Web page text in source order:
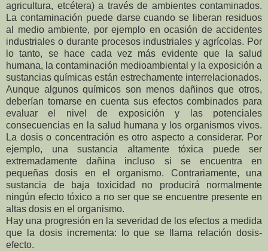
agricultura, etcétera) a través de ambientes contaminados.
La contaminación puede darse cuando se liberan residuos
al medio ambiente, por ejemplo en ocasión de accidentes
industriales o durante procesos industriales y agrícolas. Por
lo tanto, se hace cada vez más evidente que la salud
humana, la contaminación medioambiental y la exposición a
sustancias químicas están estrechamente interrelacionados.
Aunque algunos químicos son menos dañinos que otros,
deberían tomarse en cuenta sus efectos combinados para
evaluar el nivel de exposición y las potenciales
consecuencias en la salud humana y los organismos vivos.
La dosis o concentración es otro aspecto aconsiderar. Por
ejemplo, una sustancia altamente tóxica puede ser
extremadamente dañina incluso si se encuentra en
pequeñas dosis en el organismo. Contrariamente, una
sustancia de baja toxicidad no producirá normalmente
ningún efecto tóxico a no ser que se encuentre presente en
altas dosis en el organismo.
Hay una progresión en la severidad de los efectos a medida
que la dosis incrementa: loque se llama relación dosis-
efecto.